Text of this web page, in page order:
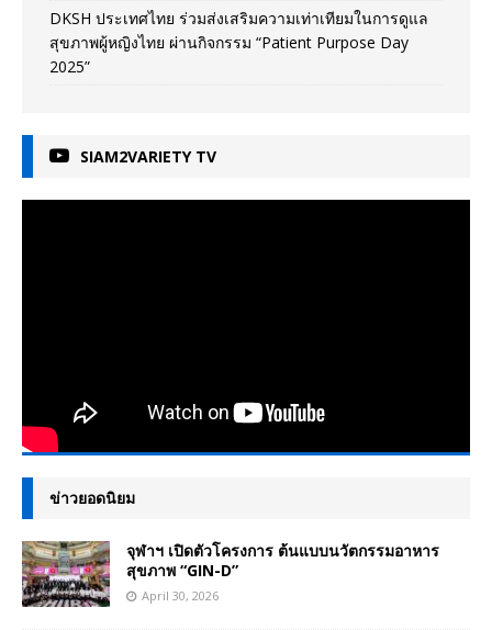
DKSH ประเทศไทย ร่วมส่งเสริมความเท่าเทียมในการดูแล
สุขภาพผู้หญิงไทย ผ่านกิจกรรม “Patient Purpose Day
2025”
SIAM2VARIETY TV
ข่าวยอดนิยม
จุฬาฯ เปิดตัวโครงการ ต้นแบบนวัตกรรมอาหาร
สุขภาพ “GIN-D”
April 30, 2026